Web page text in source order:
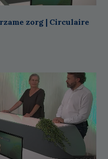
zorg | Circulaire